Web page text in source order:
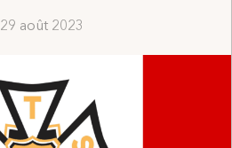
29 août 2023